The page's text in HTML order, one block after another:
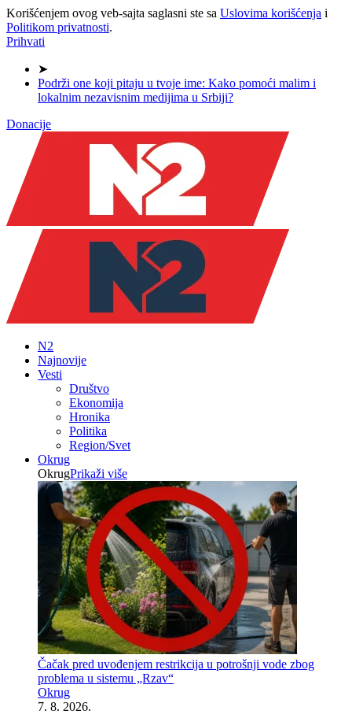
Korišćenjem ovog veb-sajta saglasni ste sa Uslovima korišćenja i
Politikom privatnosti.
Prihvati
➤
Podrži one koji pitaju u tvoje ime: Kako pomoći malim i
lokalnim nezavisnim medijima u Srbiji?
Donacije
N2
Najnovije
Vesti
Društvo
Ekonomija
Hronika
Politika
Region/Svet
Okrug
OkrugPrikaži više
Čačak pred uvođenjem restrikcija u potrošnji vode zbog
problema u sistemu „Rzav“
Okrug
7. 8. 2026.